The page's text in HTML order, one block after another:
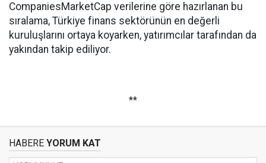
CompaniesMarketCap verilerine göre hazırlanan bu
sıralama, Türkiye finans sektörünün en değerli
kuruluşlarını ortaya koyarken, yatırımcılar tarafından da
yakından takip ediliyor.
**
HABERE YORUM KAT